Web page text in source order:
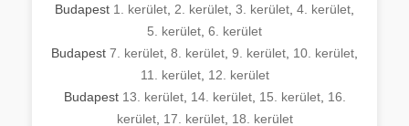
Budapest 1. kerület 2. kerület 3. kerület 4. kerület
5. kerület 6. kerület
Budapest 7. kerület 8. kerület 9. kerület 10. kerület
11. kerület, 12. kerület
Budapest 13. kerület, 14. kerület, 15. kerület, 16.
kerület, 17. kerület, 18. kerület